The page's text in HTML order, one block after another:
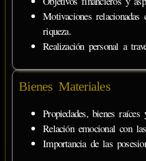
Motivaciones
riqueza.
Realización personal a
Bienes Materiales
Propiedades, bienes
Relación emocional con
Importancia de las